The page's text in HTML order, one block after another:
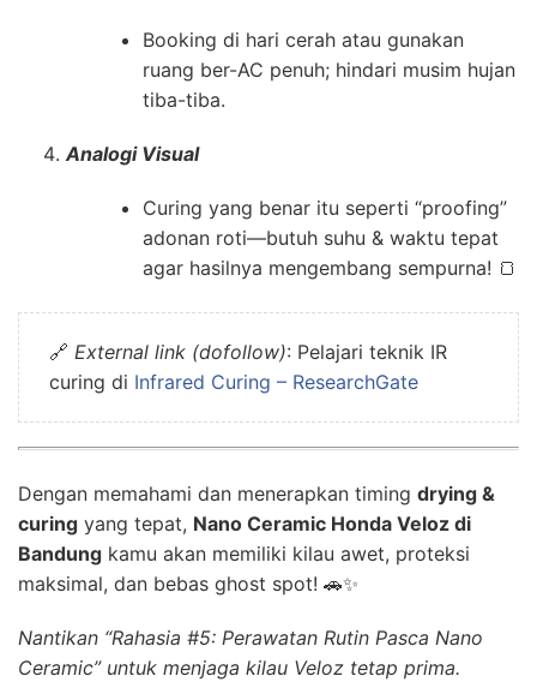
Booking di hari cerah atau gunakan
ruang ber-AC penuh; hindari musim hujan
tiba-tiba.
Analogi Visual
Curing yang benar itu seperti “proofing”
adonan roti—butuh suhu & waktu tepat
agar hasilnya mengembang sempurna! 🍞
🔗 External link (dofollow): Pelajari teknik IR
curing di Infrared Curing – ResearchGate
Dengan memahami dan menerapkan timing drying &
curing yang tepat, Nano Ceramic Honda Veloz di
Bandung kamu akan memiliki kilau awet, proteksi
maksimal, dan bebas ghost spot! 🚗✨
Nantikan “Rahasia #5: Perawatan Rutin Pasca Nano
Ceramic” untuk menjaga kilau Veloz tetap prima.